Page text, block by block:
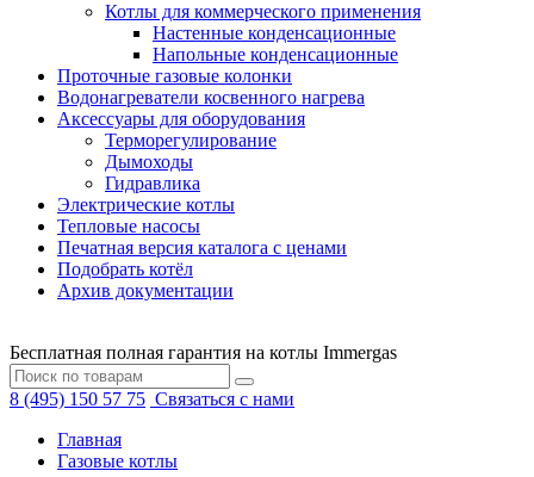
Котлы для коммерческого применения
Настенные конденсационные
Напольные конденсационные
Проточные газовые колонки
Водонагреватели косвенного нагрева
Аксессуары для оборудования
Терморегулирование
Дымоходы
Гидравлика
Электрические котлы
Тепловые насосы
Печатная версия каталога с ценами
Подобрать котёл
Архив документации
Бесплатная полная гарантия на котлы Immergas
8 (495) 150 57 75 Связаться с нами
Главная
Газовые котлы